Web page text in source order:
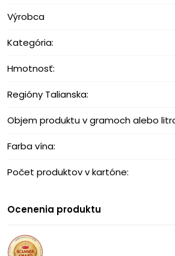
Výrobca
Kategória:
Hmotnosť:
Regióny Talianska:
Objem produktu v gramoch alebo
Farba vína:
Počet produktov v kartóne:
Ocenenia produktu